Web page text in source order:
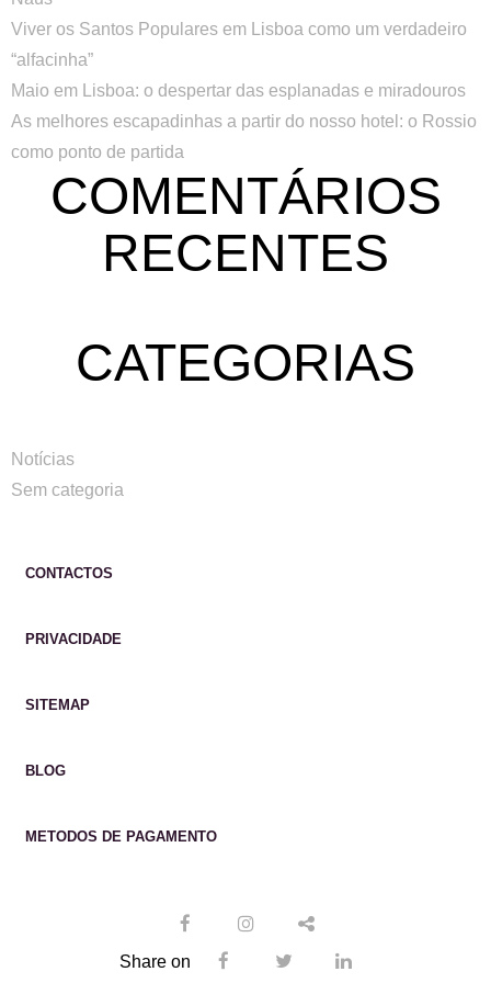
Viver os Santos Populares em Lisboa como um verdadeiro
“alfacinha”
Maio em Lisboa: o despertar das esplanadas e miradouros
As melhores escapadinhas a partir do nosso hotel: o Rossio
como ponto de partida
COMENTÁRIOS
RECENTES
CATEGORIAS
Notícias
Sem categoria
CONTACTOS
PRIVACIDADE
SITEMAP
BLOG
METODOS DE PAGAMENTO
Share on